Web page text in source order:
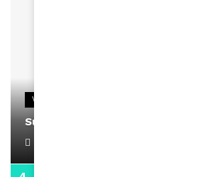
VIDEOS
Support Black Business Wee-kend